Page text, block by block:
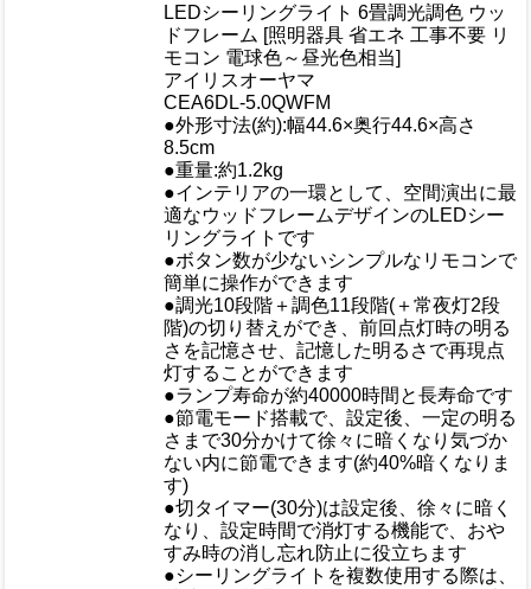
LEDシーリングライト 6畳調光調色 ウッ
ドフレーム [照明器具 省エネ 工事不要 リ
モコン 電球色～昼光色相当]
アイリスオーヤマ
CEA6DL-5.0QWFM
●外形寸法(約):幅44.6×奥行44.6×高さ
8.5cm
●重量:約1.2kg
●インテリアの一環として、空間演出に最
適なウッドフレームデザインのLEDシー
リングライトです
●ボタン数が少ないシンプルなリモコンで
簡単に操作ができます
●調光10段階＋調色11段階(＋常夜灯2段
階)の切り替えができ、前回点灯時の明る
さを記憶させ、記憶した明るさで再現点
灯することができます
●ランプ寿命が約40000時間と長寿命です
●節電モード搭載で、設定後、一定の明る
さまで30分かけて徐々に暗くなり気づか
ない内に節電できます(約40%暗くなりま
す)
●切タイマー(30分)は設定後、徐々に暗く
なり、設定時間で消灯する機能で、おや
すみ時の消し忘れ防止に役立ちます
●シーリングライトを複数使用する際は、